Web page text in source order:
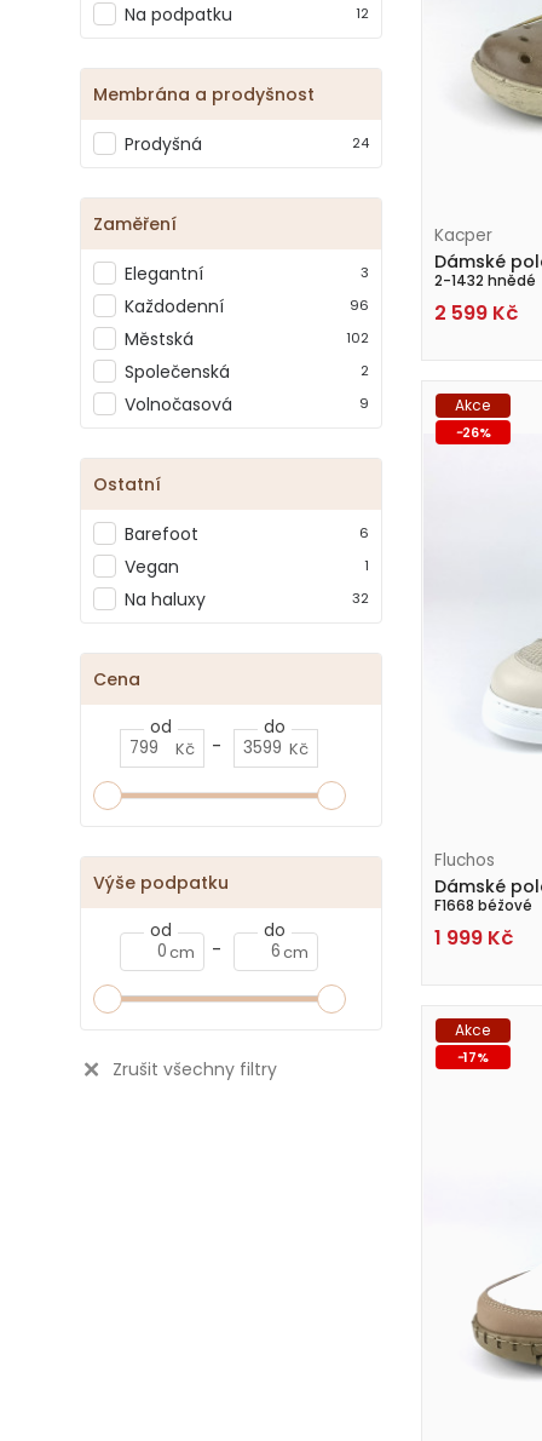
Kacper
Dámské
2-1432 hnědé
2 599 Kč
Akce
-26%
Fluchos
Dámské
F1668 béžové
1 999 Kč
Akce
-17%
Na podpatku 12
Membrána a prodyšnost
Prodyšná 24
Zaměření
Elegantní 3
Každodenní 96
Městská 102
Společenská 2
Volnočasová 9
Ostatní
Barefoot 6
Vegan 1
Na haluxy 32
Cena
od
Kč -
do
Kč
Výše podpatku
od
cm -
do
cm
Zrušit všechny filtry